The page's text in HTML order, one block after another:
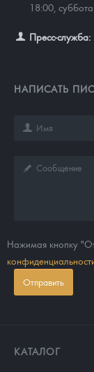
18:00,
Пресс-служба:
НАПИСАТЬ
Нажимая кнопку
Отправить
КАТАЛОГ